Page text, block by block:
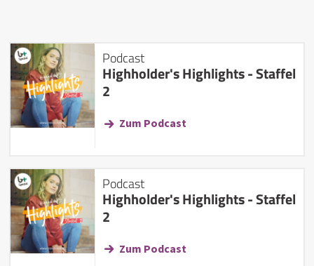
Podcast
Highholder's Highlights - Staffel
2
Zum Podcast
Podcast
Highholder's Highlights - Staffel
2
Zum Podcast